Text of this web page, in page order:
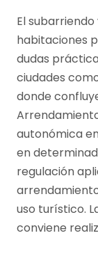
El
habitaciones
dudas
ciudades
donde
autonómica
en
regulación
uso turístico.
conviene